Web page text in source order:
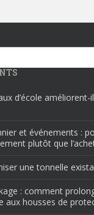
d’école
et événements :
plutôt que
une tonnelle
: comment
aux housses de